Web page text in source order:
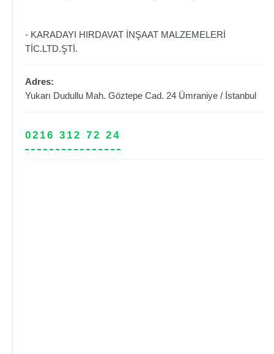
- KARADAYI HIRDAVAT İNŞAAT MALZEMELERİ
TİC.LTD.ŞTİ.
Adres:
Yukarı Dudullu Mah. Göztepe Cad. 24 Ümraniye / İstanbul
0216 312 72 24